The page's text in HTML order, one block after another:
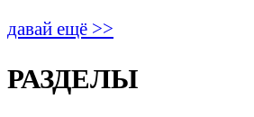
давай ещё >>
РАЗДЕЛЫ